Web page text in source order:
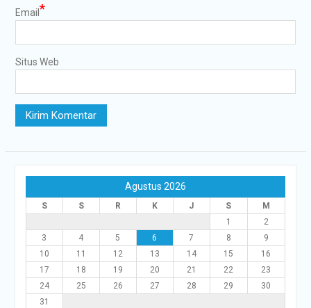
Email *
Situs Web
Agustus 2026
S S R K J S
M
1
2
3
4 5 6 7 8
9
10
11 12 13 14 15
16
17
18 19 20 21 22
23
24
25 26 27 28 29
30
31